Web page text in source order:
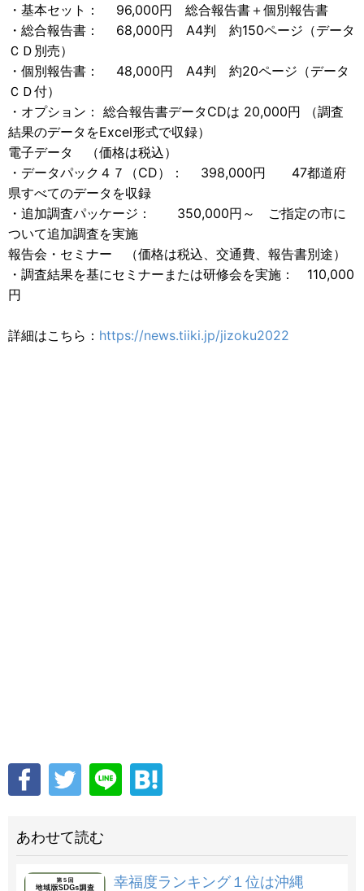
・基本セット： 96,000円 総合報告書＋個別報告書
・総合報告書： 68,000円 A4判 約150ページ（データ
ＣＤ別売）
・個別報告書： 48,000円 A4判 約20ページ（データ
ＣＤ付）
・オプション： 総合報告書データCDは 20,000円 （調査
結果のデータをExcel形式で収録）
電子データ （価格は税込）
・データパック４７（CD）： 398,000円 47都道府
県すべてのデータを収録
・追加調査パッケージ： 350,000円～ ご指定の市に
ついて追加調査を実施
報告会・セミナー （価格は税込、交通費、報告書別途）
・調査結果を基にセミナーまたは研修会を実施： 110,000
円
詳細はこちら： https://news.tiiki.jp/jizoku2022
あわせて読む
幸福度ランキング１位は沖縄